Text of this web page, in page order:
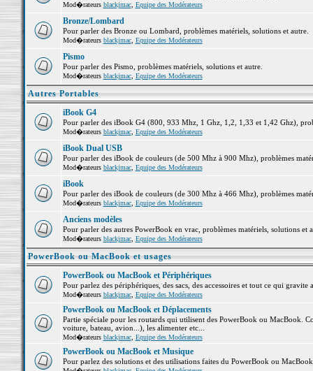
Mod�rateurs blackjmac, Equipe des Modérateurs
Bronze/Lombard
Pour parler des Bronze ou Lombard, problèmes matériels, solutions et autre.
Mod�rateurs blackjmac, Equipe des Modérateurs
Pismo
Pour parler des Pismo, problèmes matériels, solutions et autre.
Mod�rateurs blackjmac, Equipe des Modérateurs
Autres Portables
iBook G4
Pour parler des iBook G4 (800, 933 Mhz, 1 Ghz, 1,2, 1,33 et 1,42 Ghz),
Mod�rateurs blackjmac, Equipe des Modérateurs
iBook Dual USB
Pour parler des iBook de couleurs (de 500 Mhz à 900 Mhz), problèmes
Mod�rateurs blackjmac, Equipe des Modérateurs
iBook
Pour parler des iBook de couleurs (de 300 Mhz à 466 Mhz), problèmes
Mod�rateurs blackjmac, Equipe des Modérateurs
Anciens modèles
Pour parler des autres PowerBook en vrac, problèmes matériels, solutions et
Mod�rateurs blackjmac, Equipe des Modérateurs
PowerBook ou MacBook et usages
PowerBook ou MacBook et Périphériques
Pour parlez des périphériques, des sacs, des accessoires et tout ce qui
Mod�rateurs blackjmac, Equipe des Modérateurs
PowerBook ou MacBook et Déplacements
Partie spéciale pour les routards qui utilisent des PowerBook ou MacBook.
voiture, bateau, avion...), les alimenter etc...
Mod�rateurs blackjmac, Equipe des Modérateurs
PowerBook ou MacBook et Musique
Pour parlez des solutions et des utilisations faites du PowerBook ou